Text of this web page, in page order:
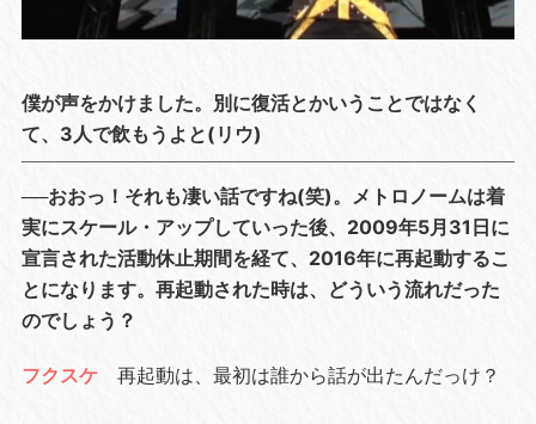
僕が声をかけました。別に復活とかいうことではなく
て、3人で飲もうよと(リウ)
──おおっ！それも凄い話ですね(笑)。メトロノームは着
実にスケール・アップしていった後、2009年5月31日に
宣言された活動休止期間を経て、2016年に再起動するこ
とになります。再起動された時は、どういう流れだった
のでしょう？
フクスケ 再起動は、最初は誰から話が出たんだっけ？